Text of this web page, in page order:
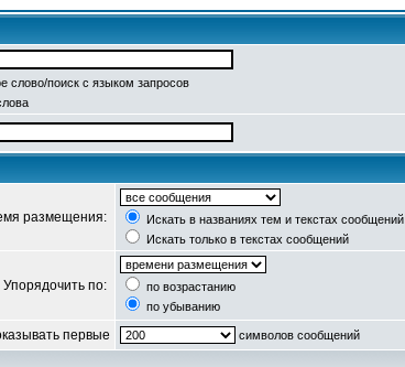
слово/поиск с языком запросов
размещения:
Искать в названиях тем и текстах сообщений
Искать только в текстах сообщений
Упорядочить по:
по возрастанию
по убыванию
первые символов сообщений